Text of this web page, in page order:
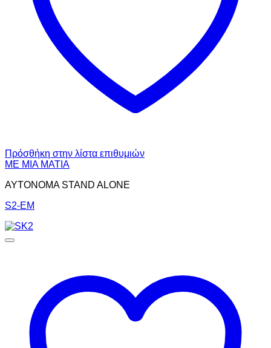
Πρόσθήκη στην λίστα επιθυμιών
ΜΕ ΜΙΑ ΜΑΤΙΑ
ΑΥΤΟΝΟΜΑ STAND ALONE
S2-EM